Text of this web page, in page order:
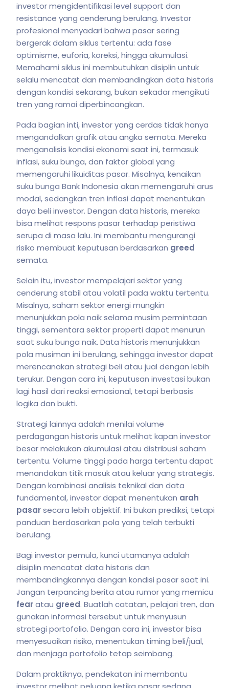
investor mengidentifikasi level support dan
resistance yang cenderung berulang. Investor
profesional menyadari bahwa pasar sering
bergerak dalam siklus tertentu: ada fase
optimisme, euforia, koreksi, hingga akumulasi.
Memahami siklus ini membutuhkan disiplin untuk
selalu mencatat dan membandingkan data historis
dengan kondisi sekarang, bukan sekadar mengikuti
tren yang ramai diperbincangkan.
Pada bagian inti, investor yang cerdas tidak hanya
mengandalkan grafik atau angka semata. Mereka
menganalisis kondisi ekonomi saat ini, termasuk
inflasi, suku bunga, dan faktor global yang
memengaruhi likuiditas pasar. Misalnya, kenaikan
suku bunga Bank Indonesia akan memengaruhi arus
modal, sedangkan tren inflasi dapat menentukan
daya beli investor. Dengan data historis, mereka
bisa melihat respons pasar terhadap peristiwa
serupa di masa lalu. Ini membantu mengurangi
risiko membuat keputusan berdasarkan greed
semata.
Selain itu, investor mempelajari sektor yang
cenderung stabil atau volatil pada waktu tertentu.
Misalnya, saham sektor energi mungkin
menunjukkan pola naik selama musim permintaan
tinggi, sementara sektor properti dapat menurun
saat suku bunga naik. Data historis menunjukkan
pola musiman ini berulang, sehingga investor dapat
merencanakan strategi beli atau jual dengan lebih
terukur. Dengan cara ini, keputusan investasi bukan
lagi hasil dari reaksi emosional, tetapi berbasis
logika dan bukti.
Strategi lainnya adalah menilai volume
perdagangan historis untuk melihat kapan investor
besar melakukan akumulasi atau distribusi saham
tertentu. Volume tinggi pada harga tertentu dapat
menandakan titik masuk atau keluar yang strategis.
Dengan kombinasi analisis teknikal dan data
fundamental, investor dapat menentukan arah
pasarsecara lebih objektif. Ini bukan prediksi, tetapi
panduan berdasarkan pola yang telah terbukti
berulang.
Bagi investor pemula, kunci utamanya adalah
disiplin mencatat data historis dan
membandingkannya dengan kondisi pasar saat ini.
Jangan terpancing berita atau rumor yang memicu
fearatau greed. Buatlah catatan, pelajari tren, dan
gunakan informasi tersebut untuk menyusun
strategi portofolio. Dengan cara ini, investor bisa
menyesuaikan risiko, menentukan timing beli/jual,
dan menjaga portofolio tetap seimbang.
Dalam praktiknya, pendekatan ini membantu